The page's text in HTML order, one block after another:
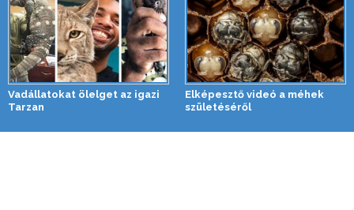
Vadállatokat ölelget az igazi
Tarzan
Elképesztő videó a méhek
születéséről